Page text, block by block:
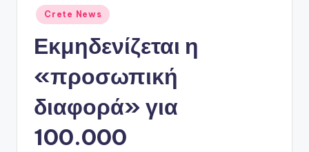
Αναρτήθηκε
σε
Crete News
Εκμηδενίζεται η
«προσωπική
διαφορά» για
100.000